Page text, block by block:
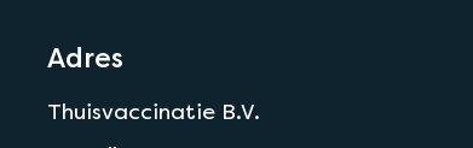
Adres
Thuisvaccinatie B.V.